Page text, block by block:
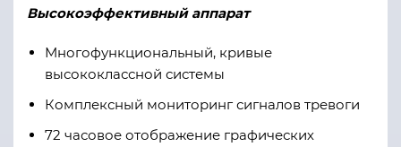
Высокоэффективный аппарат
Многофункциональный, кривые
высококлассной системы
Комплексный мониторинг сигналов тревоги
72 часовое отображение графических